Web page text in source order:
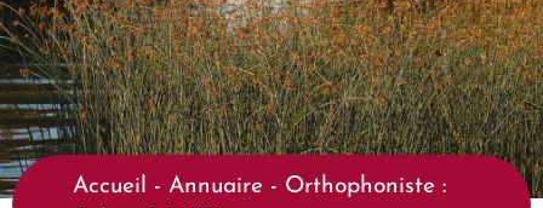
Accueil - Annuaire - Orthophoniste :